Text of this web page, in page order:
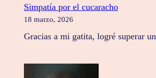
Simpatía por el cucaracho
18 marzo, 2026
Gracias a mi gatita, logré superar